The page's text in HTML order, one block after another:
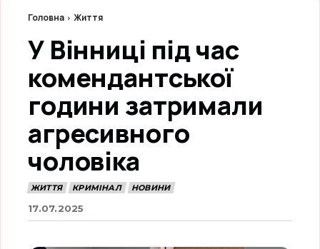
Головна Життя
У Вінниці під час
комендантської
години затримали
агресивного
чоловіка
ЖИТТЯ КРИМІНАЛ НОВИНИ
17.07.2025